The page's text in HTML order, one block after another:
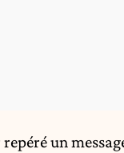
un